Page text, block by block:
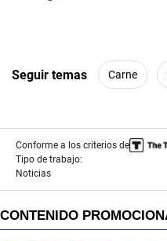
Seguir temas Carne
Conforme a los criterios de
Tipo de trabajo:
Noticias